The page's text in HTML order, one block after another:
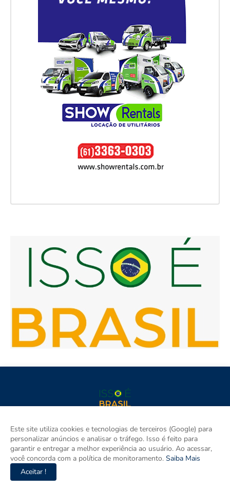
Isso é Brasil é seu site de notícias e um espaço para discutir as
Regiões do Brasil. Aqui tem informação de verdade com
imparcialidade. Os principais temas são política, cidades e
empreendedorismo. DRT 0010556/DF.
Este site utiliza cookies e tecnologias de terceiros (Google) para
personalizar anúncios e analisar o tráfego. Isso é feito para
garantir e entregar a melhor experiência ao usuário. Ao acessar,
você concorda com a política de monitoramento. Saiba Mais
Aceitar !